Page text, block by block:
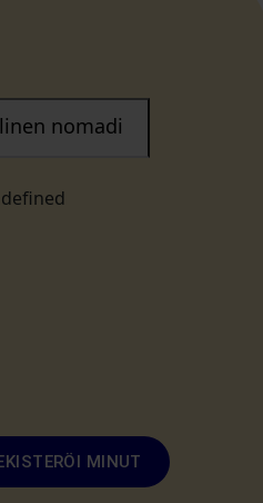
nomadi
MINUT